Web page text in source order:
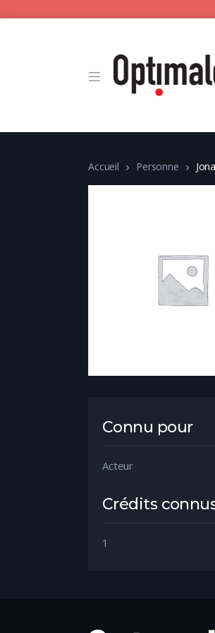
Accueil Personne
Connu pour
Acteur
Crédits
1